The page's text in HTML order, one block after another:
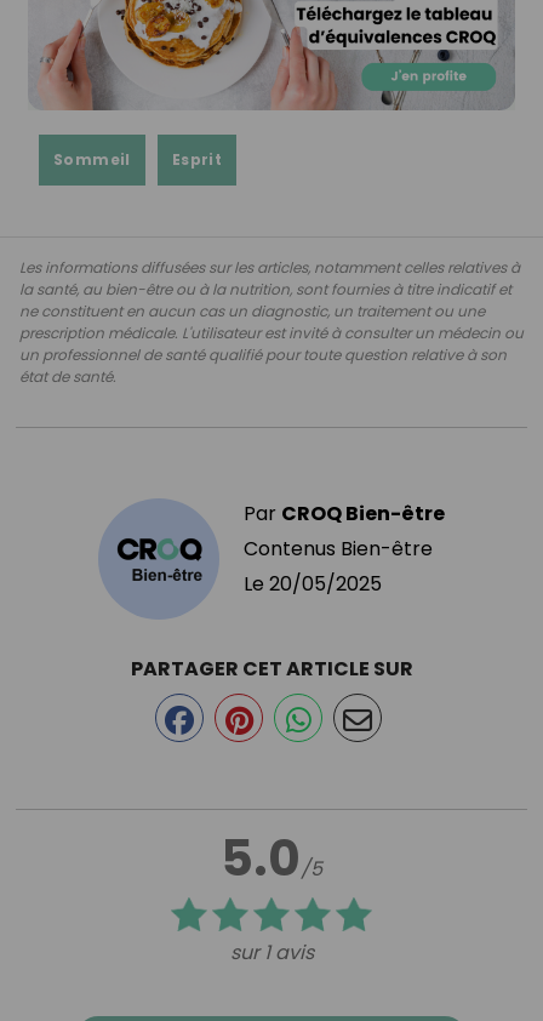
Sommeil Esprit
Les informations diffusées sur les articles, notamment celles relatives à
la santé, au bien-être ou à la nutrition, sont fournies à titre indicatif et
ne constituent en aucun cas un diagnostic, un traitement ou une
prescription médicale. L'utilisateur est invité à consulter un médecin ou
un professionnel de santé qualifié pour toute question relative à son
état de santé.
Par CROQ Bien-être
Contenus Bien-être
Le 20/05/2025
5.0/5
sur 1 avis
PARTAGER CET ARTICLE SUR